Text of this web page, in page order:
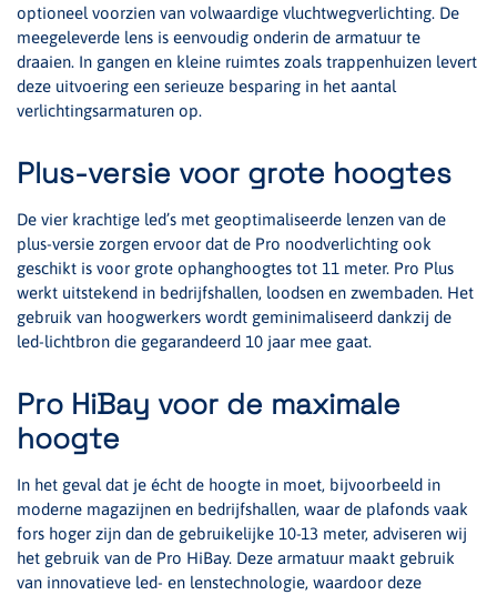
optioneel voorzien van volwaardige vluchtwegverlichting. De
meegeleverde lens is eenvoudig onderin de armatuur te
draaien. In gangen en kleine ruimtes zoals trappenhuizen levert
deze uitvoering een serieuze besparing in het aantal
verlichtingsarmaturen op.
Plus-versie voor grote hoogtes
De vier krachtige led’s met geoptimaliseerde lenzen van de
plus-versie zorgen ervoor dat de Pro noodverlichting ook
geschikt is voor grote ophanghoogtes tot 11 meter. Pro Plus
werkt uitstekend in bedrijfshallen, loodsen en zwembaden. Het
gebruik van hoogwerkers wordt geminimaliseerd dankzij de
led-lichtbron die gegarandeerd 10 jaar mee gaat.
Pro HiBay voor de maximale
hoogte
In het geval dat je écht de hoogte in moet, bijvoorbeeld in
moderne magazijnen en bedrijfshallen, waar de plafonds vaak
fors hoger zijn dan de gebruikelijke 10-13 meter, adviseren wij
het gebruik van de Pro HiBay. Deze armatuur maakt gebruik
van innovatieve led- en lenstechnologie, waardoor deze